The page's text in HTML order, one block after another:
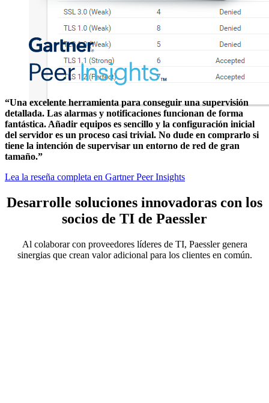
“Una excelente herramienta para conseguir una supervisión
detallada. Las alarmas y notificaciones funcionan de forma
fantástica. Añadir equipos es sencillo y la configuración inicial
del servidor es un proceso casi trivial. No dude en comprarlo si
tiene la intención de supervisar un entorno de red de gran
tamaño.”
Lea la reseña completa en Gartner Peer Insights
Desarrolle soluciones innovadoras con los
socios de TI de Paessler
Al colaborar con proveedores líderes de TI, Paessler genera
sinergias que crean valor adicional para los clientes en común.